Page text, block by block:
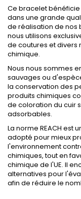
Ce bracelet
dans une grande
de réalisation de nos
nous utilisons
de coutures et divers
chimique.
Nous nous sommes
sauvages ou
la conservation des
produits chimiques
de coloration du cuir
adsorbables.
La norme REACH est
adopté pour mieux
l'environnement
chimiques, tout en
chimique de l'UE. Il
alternatives pour
afin de réduire le